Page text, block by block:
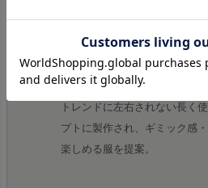
21年スタートの新鋭ブランド。
ハイブランドと同素材を使用
ーズナブルな価格を実現。
トレンドに左右されない長く
プトに製作され、ギミック感
楽しめる服を提案。